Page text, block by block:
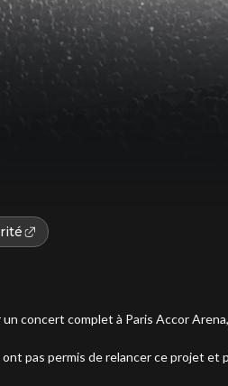
ENVOYER
Group traite votre adresse électronique pour
gestion de votre abonnement à la newsletter de
Galaxie
. Vous pouvez retirer votre
concert complet à Paris Accor
pas permis de relancer ce projet et